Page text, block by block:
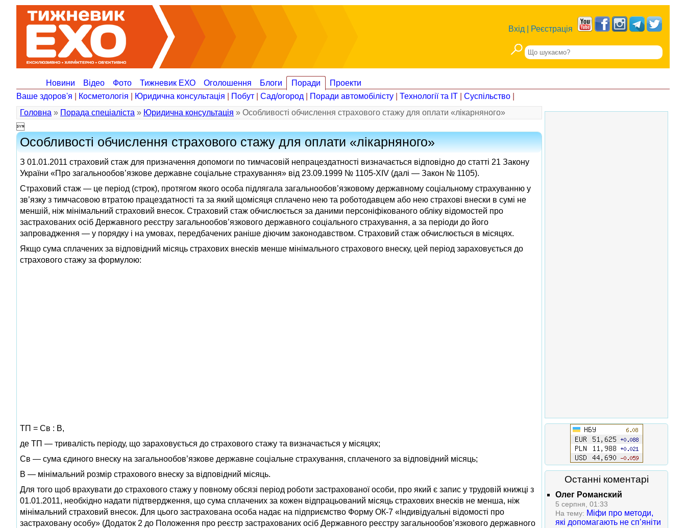
Вхід Реєстрація
Новини Відео Фото Тижневик ЕХО Оголошення Блоги Поради
Проекти
Ваше здоров'я
Косметологія Юридична консультація Побут Сад/огород Поради автомобілісту Технології та ІТ Суспільство
Головна » Порада спеціаліста » Юридична консультація » Особливості обчислення страхового стажу для оплати «лікарняного»

Особливості обчислення страхового стажу для оплати «лікарняного»
З 01.01.2011 страховий стаж для призначення допомоги по тимчасовій непрацездатності визначається відповідно до статті 21 Закону
України «Про загальнообов’язкове державне соціальне страхування» від 23.09.1999 № 1105-XIV (далі — Закон № 1105).
Страховий стаж — це період (строк), протягом якого особа підлягала загальнообов’язковому державному соціальному страхуванню у
зв’язку з тимчасовою втратою працездатності та за який щомісяця сплачено нею та роботодавцем або нею страхові внески в сумі не
меншій, ніж мінімальний страховий внесок. Страховий стаж обчислюється за даними персоніфікованого обліку відомостей про
застрахованих осіб Державного реєстру загальнообов’язкового державного соціального страхування, а за періоди до його
запровадження — у порядку і на умовах, передбачених раніше діючим законодавством. Страховий стаж обчислюється в місяцях.
Якщо сума сплачених за відповідний місяць страхових внесків менше мінімального страхового внеску, цей період зараховується до
страхового стажу за формулою:
ТП = Св : В,
де ТП — тривалість періоду, що зараховується до страхового стажу та визначається у місяцях;
Св — сума єдиного внеску на загальнообов’язкове державне соціальне страхування, сплаченого за відповідний місяць;
В — мінімальний розмір страхового внеску за відповідний місяць.
Для того щоб врахувати до страхового стажу у повному обсязі період роботи застрахованої особи, про який є запис у трудовій книжці з
01.01.2011, необхідно надати підтвердження, що сума сплачених за кожен відпрацьований місяць страхових внесків не менша, ніж
мінімальний страховий внесок. Для цього застрахована особа надає на підприємство Форму ОК-7 «Індивідуальні відомості про
застраховану особу» (Додаток 2 до Положення про реєстр застрахованих осіб Державного реєстру загальнообов’язкового державного
Останні коментарі
Олег Романский
5 серпня, 01:33
На тему: Міфи про методи,
які допомагають не сп’яніти